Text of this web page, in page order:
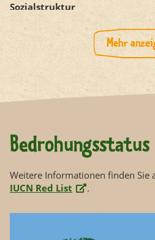
Sozialstruktur
leben vorwiegend einzeln
Fortpflanzung
Feinde
Nahrung
Fische, wirbellose Tiere und
Mehr
Bedrohungsstatus
Weitere Informationen finden Sie
IUCN Red List
.